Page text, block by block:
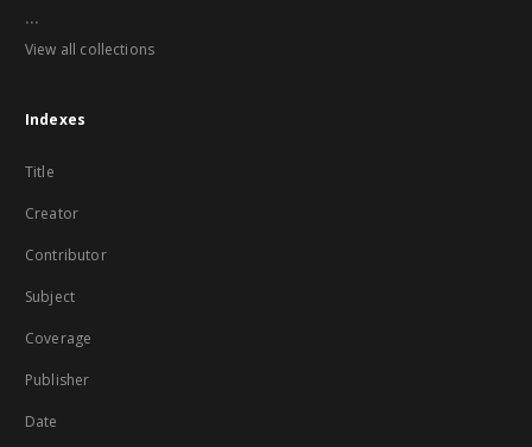
...
View all collections
Indexes
Title
Creator
Contributor
Subject
Coverage
Publisher
Date